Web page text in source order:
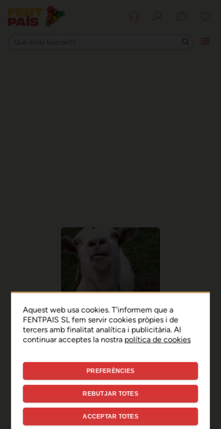
Ep, disculpa!
Sembla que hi ha hagut un
error de connexió temporal
Aquest web usa cookies. T'informem que a
FENTPAIS SL fem servir cookies pròpies i de
tercers amb finalitat analítica i publicitària. Al
continuar acceptes la nostra política de cookies
PREFERÈNCIES
REBUTJAR TOTES
ACCEPTAR TOTES